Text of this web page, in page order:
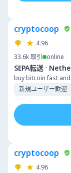
cryptocoop
4.96
33.6k取引 online
SEPA転送 ·
buy bitcoin fast
新規ユーザー歓迎
cryptocoop
4.96